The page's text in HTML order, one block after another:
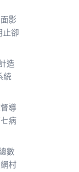
影
止卻
造
統
導
病
數
村